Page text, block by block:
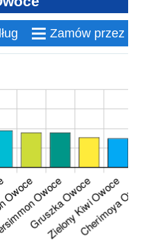
≡ Zamów przez